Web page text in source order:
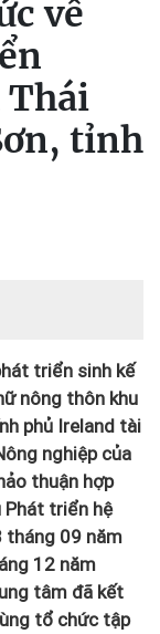
về
Thái
tỉnh
triển sinh kế
nông thôn khu
phủ Ireland tài
nghiệp của
thuận hợp
Phát triển hệ
tháng 09 năm
12 năm
tâm đã kết
tổ chức tập